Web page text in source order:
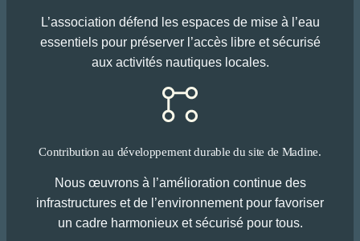
L’association défend les espaces de mise à l’eau
essentiels pour préserver l’accès libre et sécurisé
aux activités nautiques locales.
Contribution au développement durable du site de Madine.
Nous œuvrons à l’amélioration continue des
infrastructures et de l’environnement pour favoriser
un cadre harmonieux et sécurisé pour tous.